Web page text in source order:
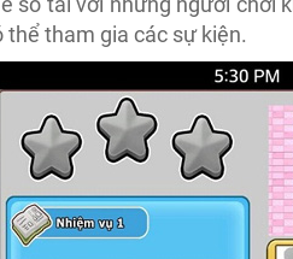
thể tham gia các sự kiện.